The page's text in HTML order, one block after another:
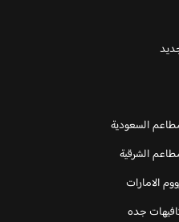
السعودية
الشرقية
الامارات
جده